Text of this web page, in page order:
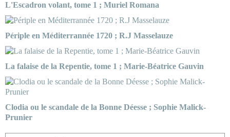
L'Escadron volant, tome 1 ; Muriel Romana
Périple en Méditerrannée 1720 ; R.J Masselauze
La falaise de la Repentie, tome 1 ; Marie-Béatrice Gauvin
Clodia ou le scandale de la Bonne Déesse ; Sophie Malick-
Prunier